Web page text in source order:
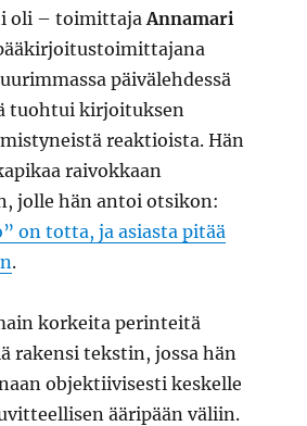
oli – toimittajaAnnamari
päivälehdessä
tuohtui kirjoituksen
reaktioista. Hän
raivokkaan
jolle hän antoi otsikon:
on totta, ja asiasta pitää
.
korkeita perinteitä
rakensi tekstin, jossa hän
objektiivisesti keskelle
ääripään väliin.